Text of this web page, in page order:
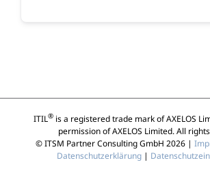
ITIL®is a registered trade mark of AXELOS
permission of AXELOS Limited. All
© ITSM Partner Consulting GmbH 2026 |
Datenschutzerklärung |